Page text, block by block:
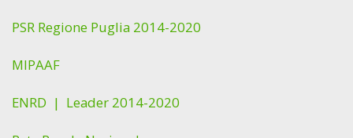
PSR Regione Puglia 2014-2020
MIPAAF
ENRD | Leader 2014-2020